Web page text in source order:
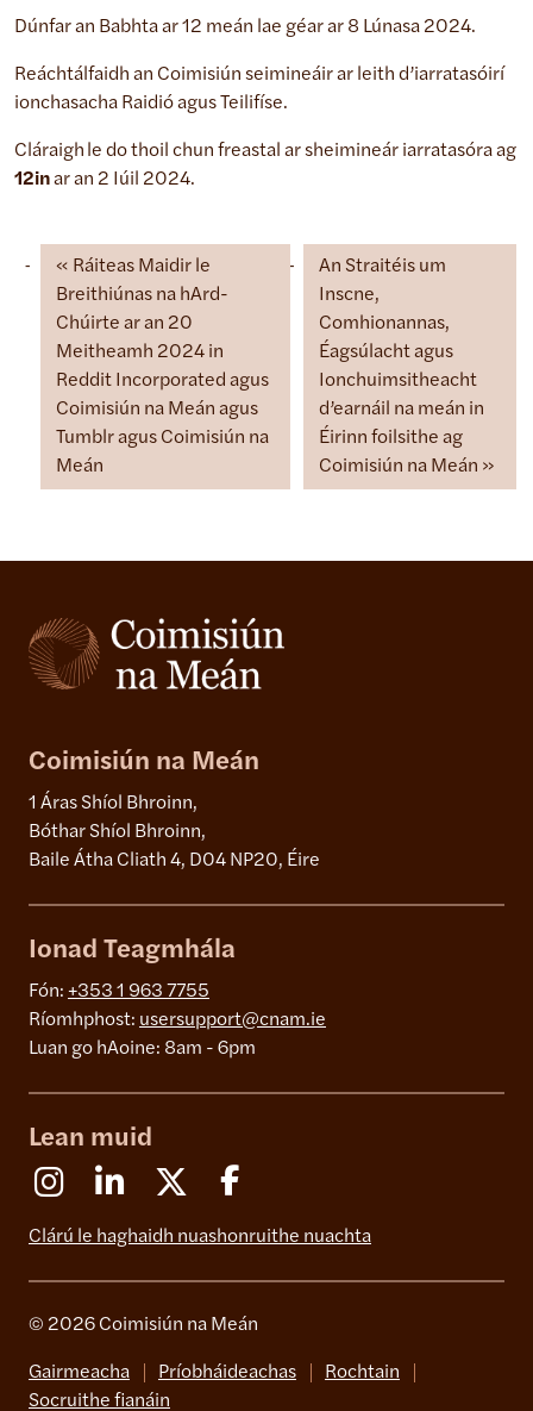
Dúnfar an Babhta ar 12 meán lae géar ar 8 Lúnasa 2024.
Reáchtálfaidh an Coimisiún seimineáir ar leith d’iarratasóirí
ionchasacha Raidió agus Teilifíse.
Cláraigh le do thoil chun freastal ar sheimineár iarratasóra ag
12inar an 2 Iúil 2024.
Ráiteas Maidir le
Breithiúnas na hArd-
Chúirte ar an 20
Meitheamh 2024 in
Reddit Incorporated agus
Coimisiún na Meán agus
Tumblr agus Coimisiún na
Meán
An Straitéis um
Inscne,
Comhionannas,
Éagsúlacht agus
Ionchuimsitheacht
d’earnáil na meán in
Éirinn foilsithe ag
Coimisiún na Meán
Coimisiún na Meán
1 Áras Shíol Bhroinn,
Bóthar Shíol Bhroinn,
Baile Átha Cliath 4, D04 NP20, Éire
Ionad Teagmhála
Fón: +353 1 963 7755
Ríomhphost: usersupport@cnam.ie
Luan go hAoine: 8am - 6pm
Lean muid
InstagramLinkedin X (Formerly Twitter)
Clárú le haghaidh nuashonruithe nuachta
© 2026 Coimisiún na Meán
Gairmeacha Príobháideachas
Rochtain
Socruithe fianáin